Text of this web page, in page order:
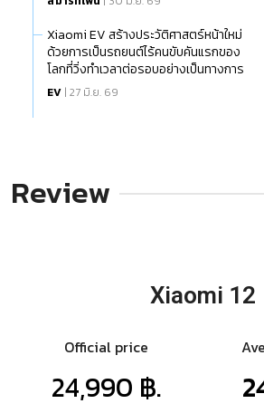
Xiaomi EV สร้างประวัติศาสตร์หน้าใหม่
ด้วยการเป็นรถยนต์ไร้คนขับคันแรกของ
โลกที่วิ่งทำเวลาต่อรอบอย่างเป็นทางการ
EV | 27 มิ.ย. 69
Review
Xiaomi 12
Official price
24,990 ฿.